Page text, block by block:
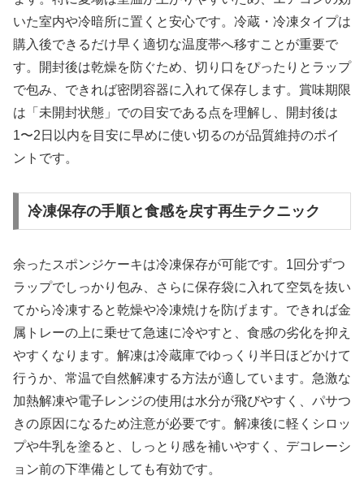
いた室内や冷暗所に置くと安心です。冷蔵・冷凍タイプは
購入後できるだけ早く適切な温度帯へ移すことが重要で
す。開封後は乾燥を防ぐため、切り口をぴったりとラップ
で包み、できれば密閉容器に入れて保存します。賞味期限
は「未開封状態」での目安である点を理解し、開封後は
1〜2日以内を目安に早めに使い切るのが品質維持のポイ
ントです。
冷凍保存の手順と食感を戻す再生テクニック
余ったスポンジケーキは冷凍保存が可能です。1回分ずつ
ラップでしっかり包み、さらに保存袋に入れて空気を抜い
てから冷凍すると乾燥や冷凍焼けを防げます。できれば金
属トレーの上に乗せて急速に冷やすと、食感の劣化を抑え
やすくなります。解凍は冷蔵庫でゆっくり半日ほどかけて
行うか、常温で自然解凍する方法が適しています。急激な
加熱解凍や電子レンジの使用は水分が飛びやすく、パサつ
きの原因になるため注意が必要です。解凍後に軽くシロッ
プや牛乳を塗ると、しっとり感を補いやすく、デコレーシ
ョン前の下準備としても有効です。